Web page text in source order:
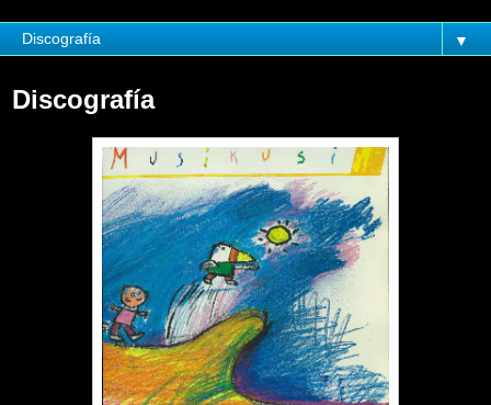
▼
Discografía